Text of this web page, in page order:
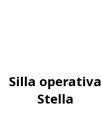
Silla operativa
Stella